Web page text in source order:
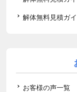
解体無料見積ガ
お客様の声一覧